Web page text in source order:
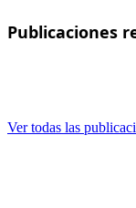
Publicaciones
Ver todas las